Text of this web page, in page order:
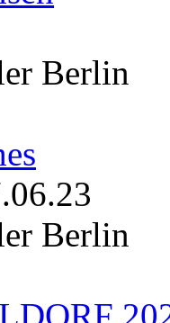
Berlin
Berlin